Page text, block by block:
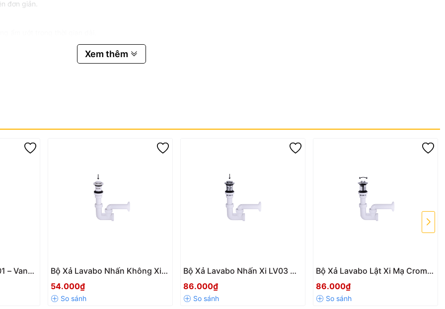
đơn giản.
LV02
LV02
LV02?
Xem thêm
– Van
Tiện Lợi
Bộ Xả Lavabo Nhấn Không Xi
LV04 – Phụ Kiện Thoát Nước
Lavabo Tiện Lợi, Bền Bỉ
54.000₫
Bộ Xả Lavabo Nhấn Xi LV03 Mạ
Crom Cao Cấp – Bền Đẹp,
Thoát Nước Nhanh Cho Chậu
Rửa Mặt
86.000₫
Bộ Xả Lavabo Lật Xi Mạ Crom
LV01 – Thoát Nước Nhanh,
Chống Rò Rỉ, Dễ Lắp Đặt
86.000₫